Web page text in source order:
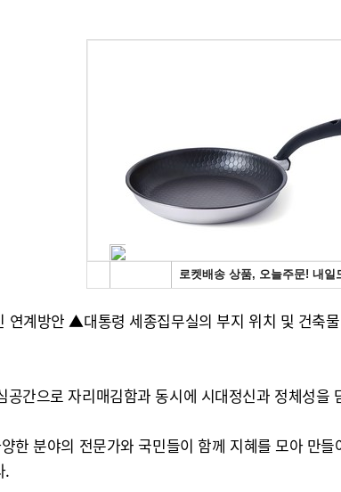
연계방안 ▲대통령 세종집무실의 부지 위치 및 건
간으로 자리매김함과 동시에 시대정신과 정체성
한 분야의 전문가와 국민들이 함께 지혜를 모아 만
.